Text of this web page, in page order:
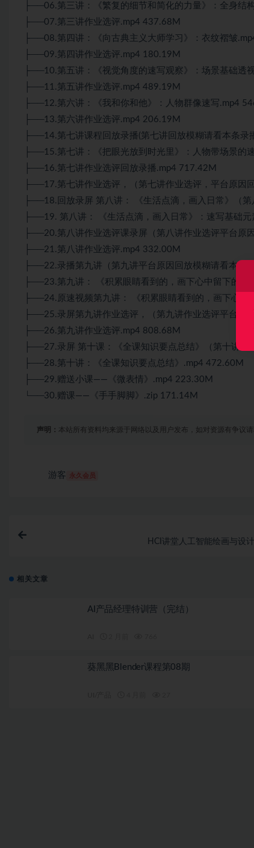
├──06.第三讲：《繁复的细节和简化的力量》：全身结
├──07.第三讲作业选评.mp4 437.68M
├──08.第四讲：《向古典主义大师学习》：衣纹褶皱
├──09.第四讲作业选评.mp4 180.19M
├──10.第五讲：《视觉角度的速写观察》：场景基础透
├──11.第五讲作业选评.mp4 489.19M
├──12.第六讲：《我和你和他》：人物群像速写.mp4
├──13.第六讲作业选评.mp4 206.19M
├──14.第七讲课程回放录播(第七讲回放模糊请看本条录
├──15.第七讲：《把眼光放到时光里》：人物带场景的
├──16.第七讲作业选评回放录播.mp4 717.42M
├──17.第七讲作业选评，（第七讲作业选评，平台原因
├──18.回放录屏 第八讲： 《生活点滴，画入日常》（
├──19. 第八讲： 《生活点滴，画入日常》：速写基础
├──20.第八讲作业选评课录屏（第八讲作业选评平台原
├──21.第八讲作业选评.mp4 332.00M
├──22.录播第九讲（第九讲平台原因回放模糊请看本条
├──23.第九讲： 《积累眼睛看到的，画下心中留下的
├──24.原速视频第九讲： 《积累眼睛看到的，画下心中
├──25.录屏第九讲作业选评，（第九讲作业选评平台原
├──26.第九讲作业选评.mp4 808.68M
├──27.录屏 第十课：《全课知识要点总结》（第十讲平
├──28.第十讲：《全课知识要点总结》.mp4 472.60M
├──29.赠送小课——《微表情》.mp4 223.30M
└──30.赠课——《手手脚脚》.zip 171.14M
声明： 本站所有资料均来源于网络以及用户发布，如对资源有争议
游客 永久会员
HCI讲堂人工智能绘画与设
相关文章
AI产品经理特训营（完结）
葵黑黑Blender课程第08期